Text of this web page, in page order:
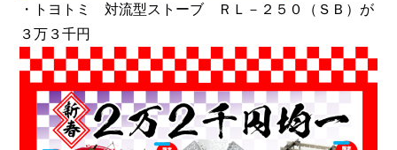
・トヨトミ 対流型ストーブ ＲＬ－２５０（ＳＢ）が
３万３千円